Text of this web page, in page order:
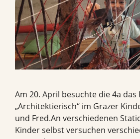
Am 20. April besuchte die 4a
„Architektierisch“ im Grazer
und Fred.An verschiedenen
Kinder selbst versuchen